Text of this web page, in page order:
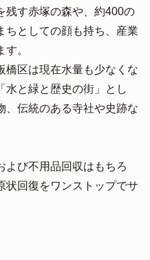
残す赤塚の森や、約400の
ちとしての顔も持ち、産業
。
橋区は現在水量も少なくな
水と緑と歴史の街」とし
、伝統のある寺社や史跡な
よび不用品回収はもちろ
状回復をワンストップでサ